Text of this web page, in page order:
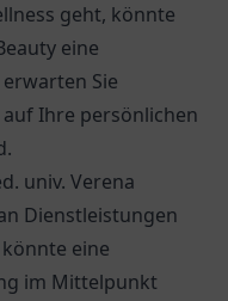
geht, könnte
eine
Sie
Ihre persönlichen
univ. Verena
Dienstleistungen
eine
im Mittelpunkt